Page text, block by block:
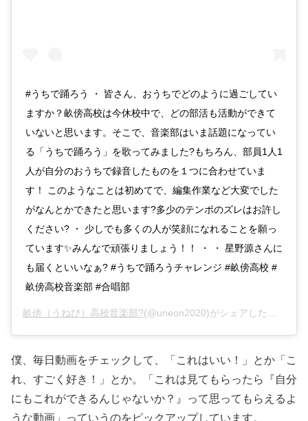
#うちで踊ろう ・ 皆さん、おうちでどのように過ごしてい
ますか？畝傍高校は今休校中で、どの部活も活動ができて
いないと思います。そこで、音楽部はいま話題になってい
る「うちで踊ろう」を歌ってみました?もちろん、部員1人1
人が自分のおうちで録音したものを１つに合わせていま
す！ このようなことは初めてで、編集作業など大変でした
がなんとかできたと思います?多少のテンポのズレはお許し
ください? ・ 少しでも多くの人が笑顔になれることを願っ
ています✨みんなで頑張りましょう！！ ・ ・ 星野源さんに
も届くといいなぁ? #うちで踊ろうチャレンジ #畝傍高校 #
畝傍高校音楽部 #合唱部
畝傍（うねび）高校音楽部?(@uneon2020)がシェアした投稿 –
僕、毎日動画をチェックして、「これはいい！」とか「こ
れ、すごく好き！」とか。「これは見てもらったら『自分
にもこれができるんじゃないか？』って思ってもらえるよ
うな動画」っていうのをピックアップしています。